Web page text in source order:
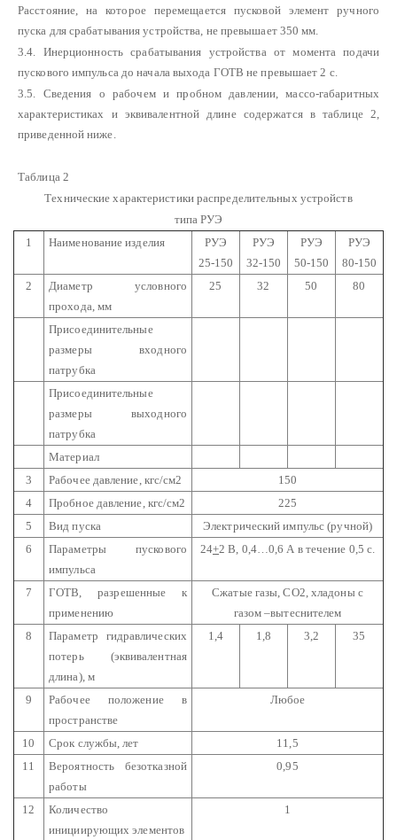
Расстояние, на которое перемещается пусковой элемент ручного
пуска для срабатывания устройства, не превышает 350 мм.
3.4. Инерционность срабатывания устройства от момента подачи
пускового импульса до начала выхода ГОТВ не превышает 2 с.
3.5. Сведения о рабочем и пробном давлении, массо-габаритных
характеристиках и эквивалентной длине содержатся в таблице 2,
приведенной ниже.
Таблица 2
Технические характеристики распределительных устройств
типа РУЭ
1
Наименование изделия
РУЭ
25-150
РУЭ
32-150
РУЭ
50-150
РУЭ
80-150
2
Диаметр условного
прохода, мм
25 32 50 80
Присоединительные
размеры входного
патрубка
Присоединительные
размеры выходного
патрубка
Материал
3
Рабочее давление, кгс/см2
150
4
Пробное давление, кгс/см2
225
5
Вид пуска
Электрический импульс (ручной)
6
Параметры пускового
импульса
24+2 В, 0,4…0,6 А в течение 0,5 с.
7
ГОТВ, разрешенные к
применению
Сжатые газы, СО2, хладоны с
газом –вытеснителем
8
Параметр гидравлических
потерь (эквивалентная
длина), м
1,4 1,8 3,2 35
9
Рабочее положение в
пространстве
Любое
10 Срок службы, лет
11,5
11
Вероятность безотказной
работы
0,95
12
Количество
инициирующих элементов
1